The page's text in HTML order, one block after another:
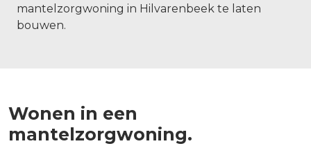
mantelzorgwoning in Hilvarenbeek te laten
bouwen.
Wonen in een
mantelzorgwoning.